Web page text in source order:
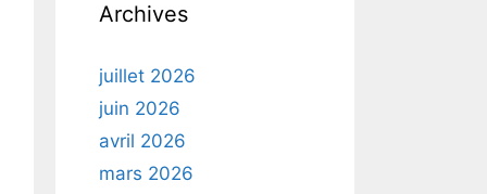
Archives
juillet 2026
juin 2026
avril 2026
mars 2026